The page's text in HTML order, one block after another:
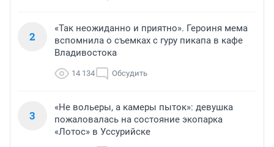
2
«Так неожиданно и приятно». Героиня мема
вспомнила о съемках с гуру пикапа в кафе
Владивостока
14 134 Обсудить
3
«Не вольеры, а камеры пыток»: девушка
пожаловалась на состояние экопарка
«Лотос» в Уссурийске